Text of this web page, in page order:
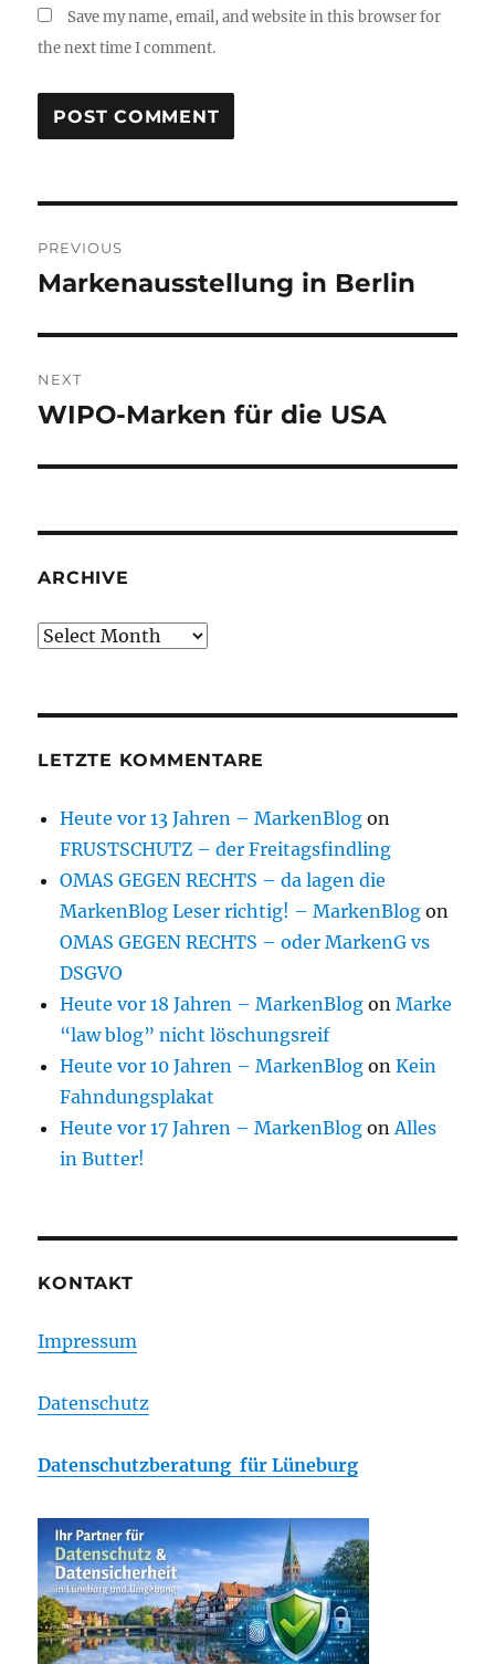
Save my name, email, and website in this browser for
the next time I comment.
navigation
PREVIOUS
Previous
Markenausstellung in Berlin
NEXT
Next
WIPO-Marken für die USA
ARCHIVE
Archive
LETZTE KOMMENTARE
Heute vor 13 Jahren – MarkenBlog on
FRUSTSCHUTZ – der Freitagsfindling
OMAS GEGEN RECHTS – da lagen die
MarkenBlog Leser richtig! – MarkenBlog on
OMAS GEGEN RECHTS – oder MarkenG vs
DSGVO
Heute vor 18 Jahren – MarkenBlog onMarke
“law blog” nicht löschungsreif
Heute vor 10 Jahren – MarkenBlog onKein
Fahndungsplakat
Heute vor 17 Jahren – MarkenBlog onAlles
in Butter!
KONTAKT
Impressum
Datenschutz
Datenschutzberatung für Lüneburg